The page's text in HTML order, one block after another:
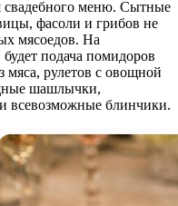
свадебного меню. Сытные
фасоли и грибов не
мясоедов. На
будет подача помидоров
рулетов с овощной
шашлычки,
всевозможные блинчики.